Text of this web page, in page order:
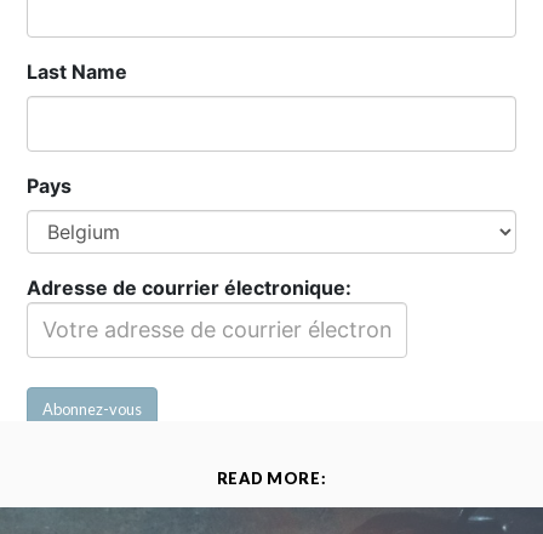
Last Name
Pays
Adresse de courrier électronique:
READ MORE: